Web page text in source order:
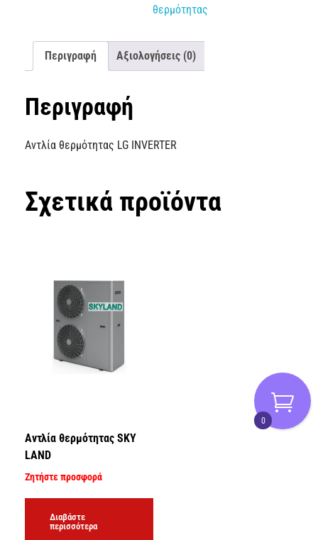
θερμότητας
Περιγραφή Αξιολογήσεις (0)
Περιγραφή
Αντλία θερμότητας LG INVERTER
Σχετικά προϊόντα
Αντλία θερμότητας SKY
LAND
Ζητήστε προσφορά
Διαβάστε
περισσότερα
0